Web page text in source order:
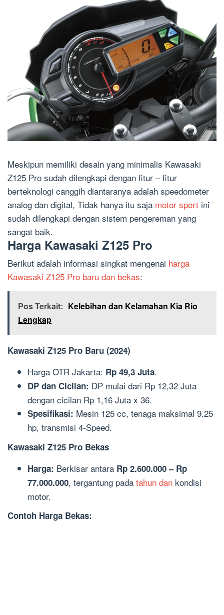
Meskipun memiliki desain yang minimalis Kawasaki
Z125 Pro sudah dilengkapi dengan fitur – fitur
berteknologi canggih diantaranya adalah speedometer
analog dan digital, Tidak hanya itu saja motor sport ini
sudah dilengkapi dengan sistem pengereman yang
sangat baik.
Harga Kawasaki Z125 Pro
Berikut adalah informasi singkat mengenai harga
Kawasaki Z125 Pro baru dan bekas:
Pos Terkait: Kelebihan dan Kelamahan Kia Rio
Lengkap
Kawasaki Z125 Pro Baru (2024)
Harga OTR Jakarta: Rp 49,3 Juta.
DP dan Cicilan: DP mulai dari Rp 12,32 Juta
dengan cicilan Rp 1,16 Juta x 36.
Spesifikasi: Mesin 125 cc, tenaga maksimal 9.25
hp, transmisi 4-Speed.
Kawasaki Z125 Pro Bekas
Harga: Berkisar antara Rp 2.600.000 – Rp
77.000.000, tergantung pada tahun dan kondisi
motor.
Contoh Harga Bekas: